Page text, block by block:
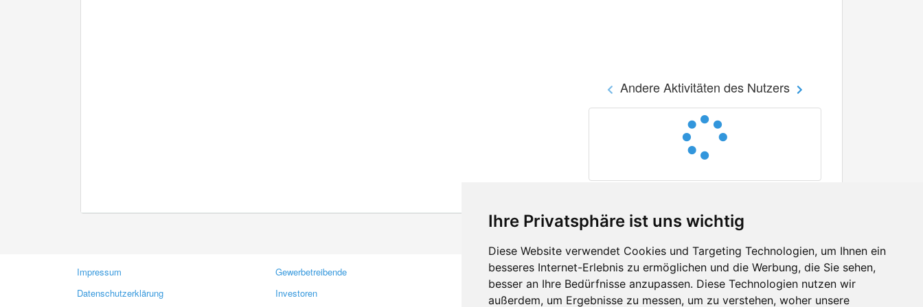
Ihre Privatsphäre ist uns wichtig
Diese Website verwendet Cookies und Targeting Technologien, um Ihnen ein
besseres Internet-Erlebnis zu ermöglichen und die Werbung, die Sie sehen,
besser an Ihre Bedürfnisse anzupassen. Diese Technologien nutzen wir
außerdem, um Ergebnisse zu messen, um zu verstehen, woher unsere
Andere Aktivitäten des Nutzers
Impressum
Datenschutzerklärung
Gewerbetreibende
Investoren
Kontakt
Feedback
Facebook
Twitter